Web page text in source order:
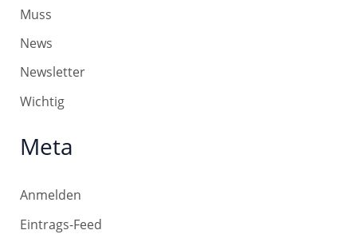
Muss
News
Newsletter
Wichtig
Meta
Anmelden
Eintrags-Feed